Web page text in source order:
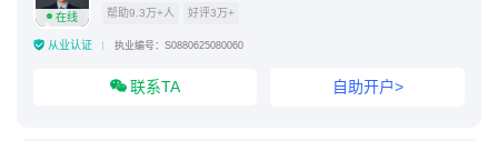
在线 帮助9.3万+人 好评3万+
从业认证 执业编号：S0880625080060
联系TA 自助开户>